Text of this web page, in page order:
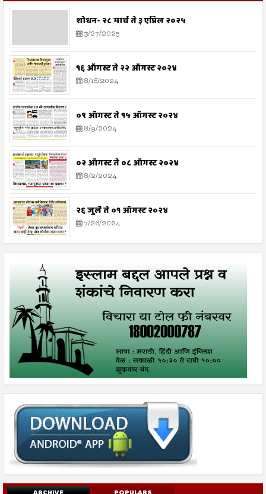
शोधन- २८ मार्च ते ३ एप्रिल २०२५
3/27/2025
१६ ऑगस्ट ते २२ ऑगस्ट २०२४
8/16/2024
०९ ऑगस्ट ते १५ ऑगस्ट २०२४
8/9/2024
०२ ऑगस्ट ते ०८ ऑगस्ट २०२४
8/2/2024
२६ जुलै ते ०१ ऑगस्ट २०२४
7/26/2024